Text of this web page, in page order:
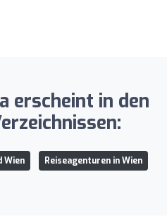
erscheint in den
Wien Reiseagenturen in Wien